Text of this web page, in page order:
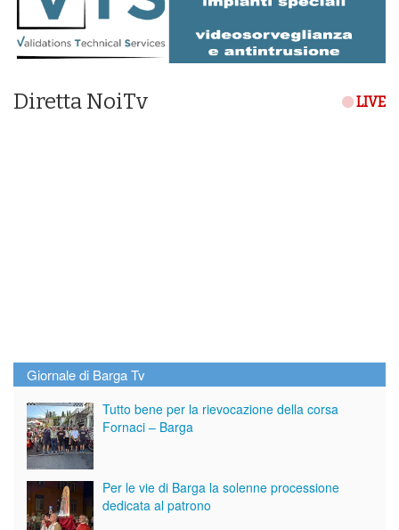
Diretta NoiTv LIVE
Giornale di Barga Tv
Tutto bene per la rievocazione della corsa
Fornaci – Barga
Per le vie di Barga la solenne processione
dedicata al patrono